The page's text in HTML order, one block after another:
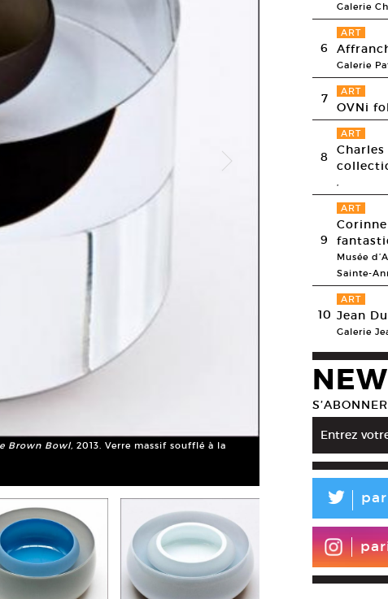
Brown Bowl, 2013. Verre massif soufflé à la
Galerie
6
ART
Galerie
7 ART
OVNi
8
ART
,
9
ART
Musée
Sainte-
10
ART
Jean
Galerie
L